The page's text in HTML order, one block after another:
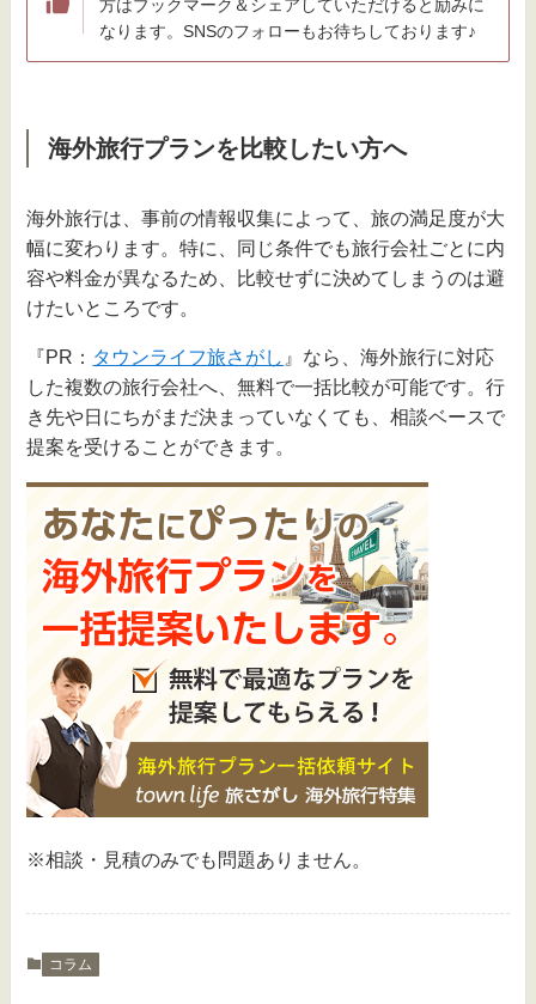
方はブックマーク＆シェアしていただけると励みに
なります。SNSのフォローもお待ちしております♪
海外旅行プランを比較したい方へ
海外旅行は、事前の情報収集によって、旅の満足度が大
幅に変わります。特に、同じ条件でも旅行会社ごとに内
容や料金が異なるため、比較せずに決めてしまうのは避
けたいところです。
『PR： タウンライフ旅さがし 』なら、海外旅行に対応
した複数の旅行会社へ、無料で一括比較が可能です。行
き先や日にちがまだ決まっていなくても、相談ベースで
提案を受けることができます。
※相談・見積のみでも問題ありません。
コラム